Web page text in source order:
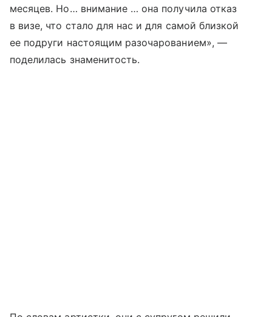
месяцев. Но… внимание … она получила отказ
в визе, что стало для нас и для самой близкой
ее подруги настоящим разочарованием», —
поделилась знаменитость.